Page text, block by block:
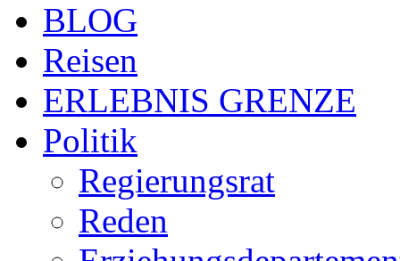
BLOG
Reisen
ERLEBNIS GRENZE
Politik
Regierungsrat
Reden